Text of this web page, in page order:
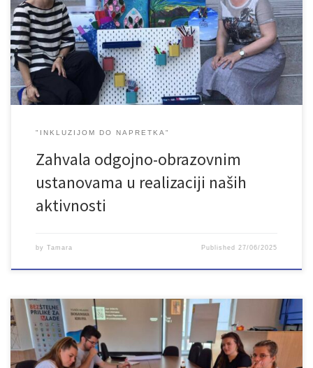
institucije u Bihaću, Bosanskoj Krupi i Bosanskom Petrovcu Ovom
prilikom izražavamo našu zahvalnost jer smo, zahvaljujući i
njihovom angažmanu, vrlo uspješno završili planirane aktivnosti.
Nadamo se u narednom periodu da ćemo biti još […]
"INKLUZIJOM DO NAPRETKA"
Zahvala odgojno-obrazovnim
ustanovama u realizaciji naših
aktivnosti
by Tamara Published 27/06/2025
U subotu, 21.6.2025. godine održana je i treća radionica o temi